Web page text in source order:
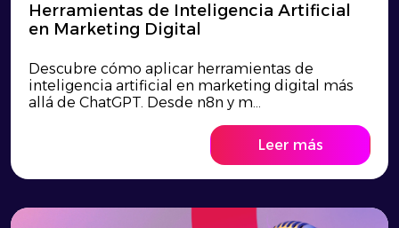
Herramientas de Inteligencia Artificial
en Marketing Digital
Descubre cómo aplicar herramientas de
inteligencia artificial en marketing digital más
allá de ChatGPT. Desde n8n y m...
Leer más